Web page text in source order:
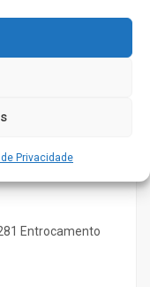
Privacidade
Entrocamento